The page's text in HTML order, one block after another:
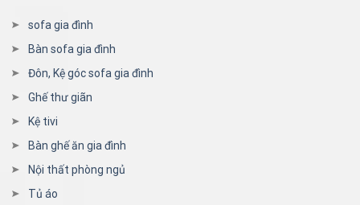
sofa gia đình
Bàn sofa gia đình
Đôn, Kệ góc sofa gia đình
Ghế thư giãn
Kệ tivi
Bàn ghế ăn gia đình
Nội thất phòng ngủ
Tủ áo